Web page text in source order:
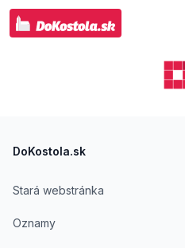
DoKostola.sk
Stará webstránka
Oznamy